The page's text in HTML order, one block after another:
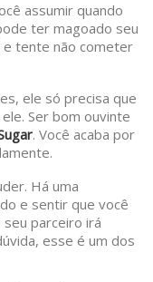
assumir quando
ter magoado seu
e tente não cometer
ele só precisa que
Ser bom ouvinte
. Você acaba por
Há uma
e sentir que você
parceiro irá
esse é um dos